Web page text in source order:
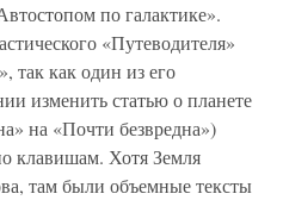
по галактике».
«Путеводителя»
так как один из его
изменить статью о планете
на «Почти безвредна»)
клавишам. Хотя Земля
там были объемные тексты